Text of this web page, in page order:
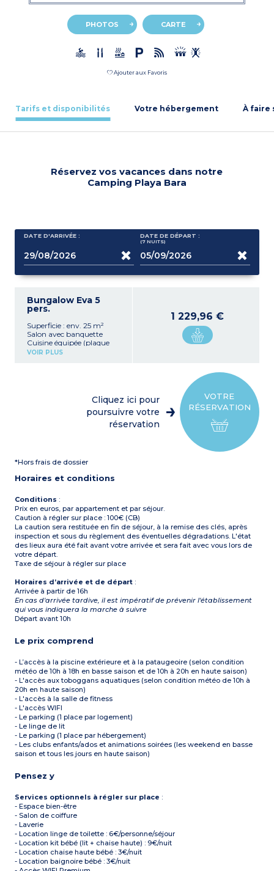
PHOTOS CARTE
Ajouter aux Favoris
Tarifs et disponibilités Votre hébergement À faire
Réservez vos vacances dans notre
Camping Playa Bara
DATE D'ARRIVÉE : DATE DE DÉPART :
(7 NUITS)
Bungalow Eva 5
pers.
Superficie : env. 25 m²
Salon avec banquette
Cuisine équipée (plaque
vitrocéramique,
simples (dont 1 en hauteur)
Salle de douche avec
maximum)
VOIR PLUS
1 229,96 €
VOTRE
RÉSERVATION
Cliquez ici pour
poursuivre votre
réservation
*Hors frais de dossier
Horaires et conditions
Conditions :
Prix en euros, par appartement et par séjour.
Caution à régler sur place : 100€ (CB)
La caution sera restituée en fin de séjour, à la remise des clés, après
inspection et sous du règlement des éventuelles dégradations. L'état
des lieux aura été fait avant votre arrivée et sera fait avec vous lors de
votre départ.
Taxe de séjour à régler sur place
Horaires d’arrivée et de départ :
Arrivée à partir de 16h
En cas d'arrivée tardive, il est impératif de prévenir l'établissement
qui vous indiquera la marche à suivre
Départ avant 10h
Le prix comprend
- L’accès à la piscine extérieure et à la pataugeoire (selon condition
météo de 10h à 18h en basse saison et de 10h à 20h en haute saison)
- L'accès aux toboggans aquatiques (selon condition météo de 10h à
20h en haute saison)
- L'accès à la salle de fitness
- L'accès WIFI
- Le parking (1 place par logement)
- Le linge de lit
- Le parking (1 place par hébergement)
- Les clubs enfants/ados et animations soirées (les weekend en basse
saison et tous les jours en haute saison)
Pensez y
Services optionnels à régler sur place :
- Espace bien-être
- Salon de coiffure
- Laverie
- Location linge de toilette : 6€/personne/séjour
- Location kit bébé (lit + chaise haute) : 9€/nuit
- Location chaise haute bébé : 3€/nuit
- Location baignoire bébé : 3€/nuit